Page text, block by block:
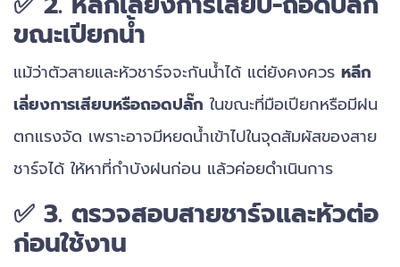
ขณะเปียกน้ำ
แม้ว่าตัวสายและหัวชาร์จจะกันน้ำได้ แต่ยังคงควร หลีก
เลี่ยงการเสียบหรือถอดปลั๊ก ในขณะที่มือเปียกหรือมีฝน
ตกแรงจัด เพราะอาจมีหยดน้ำเข้าไปในจุดสัมผัสของสาย
ชาร์จได้ ให้หาที่กำบังฝนก่อน แล้วค่อยดำเนินการ
✅ 3. ตรวจสอบสายชาร์จและหัวต่อ
ก่อนใช้งาน